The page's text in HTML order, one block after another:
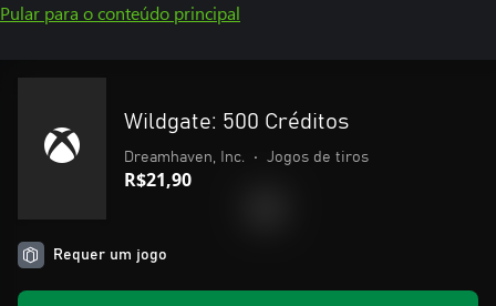
Pular para o conteúdo principal
Wildgate: 500 Créditos
Dreamhaven, Inc. • Jogos de tiros
R$21,90
Requer um jogo